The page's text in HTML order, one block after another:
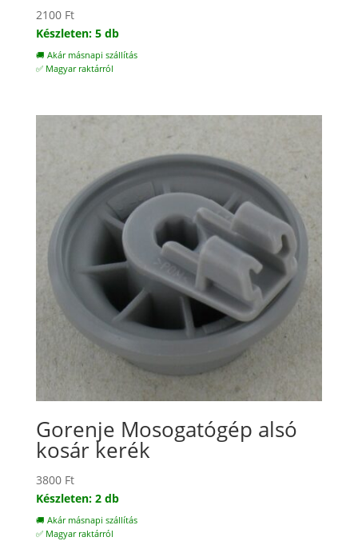
2100 Ft
Készleten: 5 db
🚚 Akár másnapi szállítás
✅ Magyar raktárról
Gorenje Mosogatógép alsó
kosár kerék
3800 Ft
Készleten: 2 db
🚚 Akár másnapi szállítás
✅ Magyar raktárról